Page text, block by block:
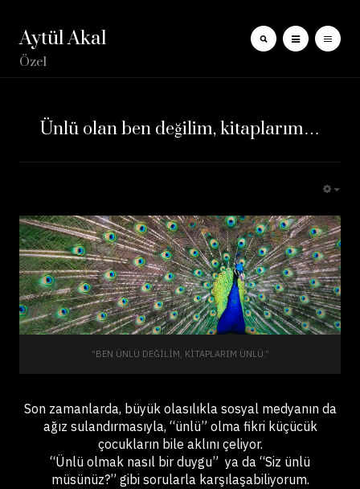
Aytül Akal
Özel
Ünlü olan ben değilim, kitaplarım…
“BEN ÜNLÜ DEĞILIM, KITAPLARIM ÜNLÜ.”
Son zamanlarda, büyük olasılıkla sosyal medyanın da
ağız sulandırmasıyla, “ünlü” olma fikri küçücük
çocukların bile aklını çeliyor.
“Ünlü olmak nasıl bir duygu” ya da “Siz ünlü
müsünüz?” gibi sorularla karşılaşabiliyorum.